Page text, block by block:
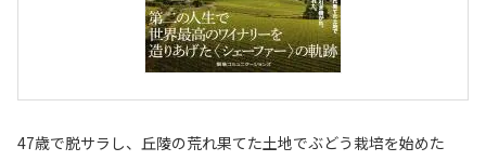
47歳で脱サラし、丘陵の荒れ果てた土地でぶどう栽培を始めた